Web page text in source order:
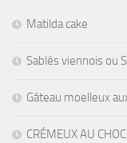
Matilda cake
Sablés viennois ou
Gâteau moelleux
CRÉMEUX AU